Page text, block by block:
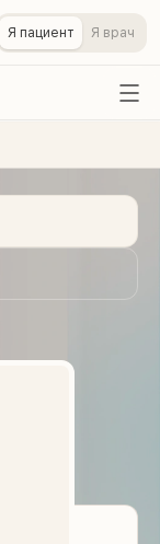
Я пациент Я врач